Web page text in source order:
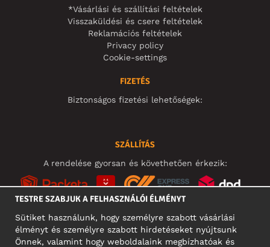
*Vásárlási és szállítási feltételek
Visszaküldési és csere feltételek
Reklamációs feltételek
Privacy policy
Cookie-settings
FIZETÉS
Biztonságos fizetési lehetőségek:
SZÁLLÍTÁS
A rendelése gyorsan és követhetően érkezik:
KÖZÖSSÉGI MÉDIA
TESTRE SZABJUK A FELHASZNÁLÓI ÉLMÉNYT
Sütiket használunk, hogy személyre szabott vásárlási
élményt és személyre szabott hirdetéseket nyújtsunk
Önnek, valamint hogy weboldalaink megbízhatóak és